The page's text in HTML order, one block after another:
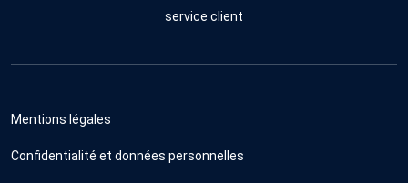
service client
Mentions légales
Confidentialité et données personnelles